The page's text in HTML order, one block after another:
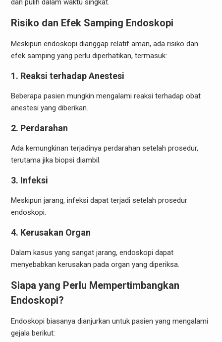
Risiko dan Efek Samping Endoskopi
Meskipun endoskopi dianggap relatif aman, ada risiko dan
efek samping yang perlu diperhatikan, termasuk:
1. Reaksi terhadap Anestesi
Beberapa pasien mungkin mengalami reaksi terhadap obat
anestesi yang diberikan.
2. Perdarahan
Ada kemungkinan terjadinya perdarahan setelah prosedur,
terutama jika biopsi diambil.
3. Infeksi
Meskipun jarang, infeksi dapat terjadi setelah prosedur
endoskopi.
4. Kerusakan Organ
Dalam kasus yang sangat jarang, endoskopi dapat
menyebabkan kerusakan pada organ yang diperiksa.
Siapa yang Perlu Mempertimbangkan
Endoskopi?
Endoskopi biasanya dianjurkan untuk pasien yang mengalami
gejala berikut: